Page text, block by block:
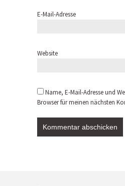
E-Mail-Adresse
Website
Name, E-Mail-Adresse und
Browser für meinen nächsten